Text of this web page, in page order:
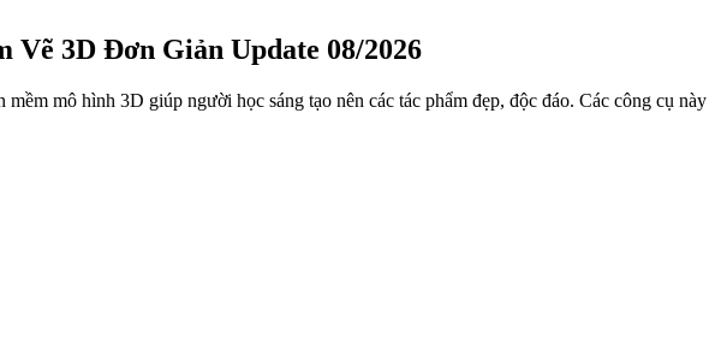
Vẽ 3D Đơn Giản Update 08/2026
mô hình 3D giúp người học sáng tạo nên các tác phẩm đẹp, độc đáo. Các công cụ này